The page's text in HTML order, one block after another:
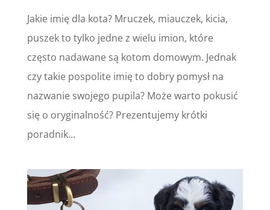
Jakie imię dla kota? Mruczek, miauczek, kicia,
puszek to tylko jedne z wielu imion, które
często nadawane są kotom domowym. Jednak
czy takie pospolite imię to dobry pomysł na
nazwanie swojego pupila? Może warto pokusić
się o oryginalność? Prezentujemy krótki
poradnik...